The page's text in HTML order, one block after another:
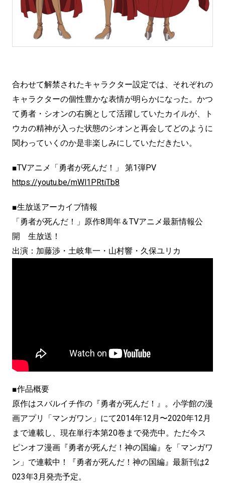
合わせて解禁されたキャラクター設定では、それぞれの
キャラクターの個性豊かな表情が明らかになった。かつ
て勇者・シオンの右腕として活躍していたカイルが、ト
ウカの精神が入った状態のシオンと再会してどのように
関わっていくのか是非楽しみにしていただきたい。
■TVアニメ「勇者が死んだ！」 第1弾PV
https://youtu.be/mWl1PRtiTb8
■生放送アーカイブ情報
「勇者が死んだ！」原作8周年＆TVアニメ最新情報公
開 生放送！
出演：加藤渉・土岐隼一・山村響・久保ユリカ
■作品概要
原作はスバルイチ作の『勇者が死んだ！』。小学館の漫
画アプリ「マンガワン」にて2014年12月〜2020年12月
まで連載し、現在単行本第20巻まで発売中。ただ今ス
ピンオフ漫画『勇者が死んだ！神の国編』を「マンガワ
ン」で連載中！『勇者が死んだ！神の国編』最新刊は2
023年3月発売予定。